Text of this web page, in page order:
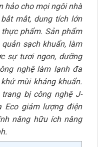
hảo cho mọi ngôi nhà
mắt, dung tích lớn
phẩm. Sản phẩm
sạch khuẩn, làm
sự tươi ngon, dưỡng
nghệ làm lạnh đa
mùi kháng khuẩn.
bị công nghệ J-
Eco giảm lượng điện
năng hữu ích nâng